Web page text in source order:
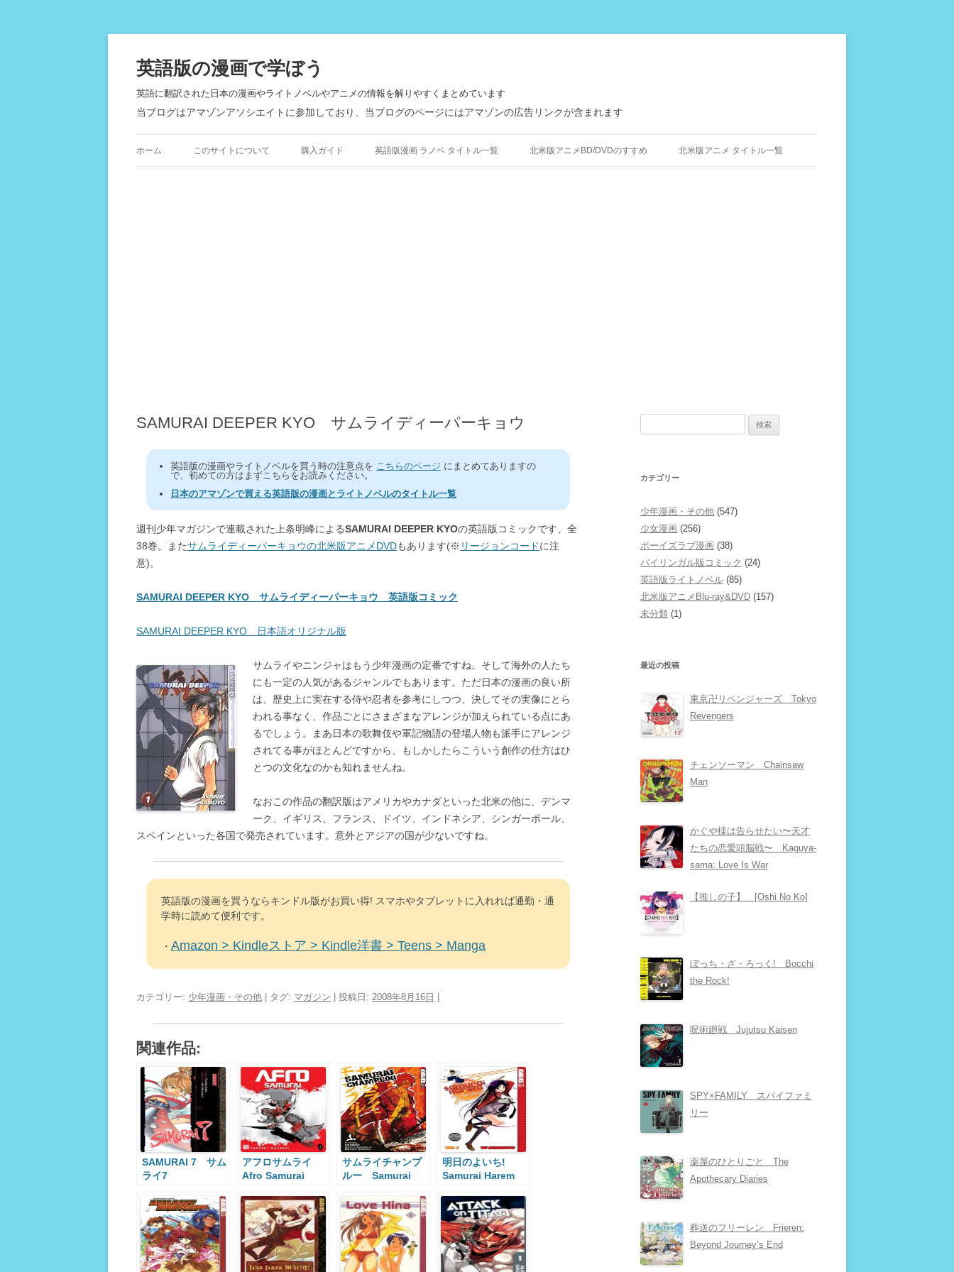
英語版の漫画で学ぼう
英語に翻訳された日本の漫画やライトノベルやアニメの情報を解りやすくまとめています
当ブログはアマゾンアソシエイトに参加しており、当ブログのページにはアマゾンの広告リンクが含まれます
ン
ホーム このサイトについて 購入ガイド 英語版漫画 ラノベ タイトル一覧 北米版アニメBD/DVDのすすめ 北米版アニメ タイトル一覧
SAMURAI DEEPER KYO サムライディーパーキョウ
英語版の漫画やライトノベルを買う時の注意点を こちらのページ にまとめてありますの
で、初めての方はまずこちらをお読みください。
日本のアマゾンで買える英語版の漫画とライトノベルのタイトル一覧
週刊少年マガジンで連載された上条明峰によるSAMURAI DEEPER KYOの英語版コミックです、全
38巻。またサムライディーパーキョウの北米版アニメDVDもあります(※ リージョンコードに注
意)。
SAMURAI DEEPER KYO サムライディーパーキョウ 英語版コミック
SAMURAI DEEPER KYO 日本語オリジナル版
サムライやニンジャはもう少年漫画の定番ですね。そして海外の人たち
にも一定の人気があるジャンルでもあります。ただ日本の漫画の良い所
は、歴史上に実在する侍や忍者を参考にしつつ、決してその実像にとら
われる事なく、作品ごとにさまざまなアレンジが加えられている点にあ
るでしょう。まあ日本の歌舞伎や軍記物語の登場人物も派手にアレンジ
されてる事がほとんどですから、もしかしたらこういう創作の仕方はひ
とつの文化なのかも知れませんね。
なおこの作品の翻訳版はアメリカやカナダといった北米の他に、デンマ
ーク、イギリス、フランス、ドイツ、インドネシア、シンガーポール、
スペインといった各国で発売されています。意外とアジアの国が少ないですね。
英語版の漫画を買うならキンドル版がお買い得! スマホやタブレットに入れれば通勤・通
学時に読めて便利です。
・ Amazon > Kindleストア > Kindle洋書 > Teens > Manga
カテゴリー: 少年漫画・その他 | タグ: マガジン | 投稿日: 2008年8月16日
関連作品:
SAMURAI 7 サム
ライ7
アフロサムライ
Afro Samurai
サムライチャンプ
ルー Samurai
明日のよいち!
Samurai Harem
カテゴリー
少年漫画・その他 (547)
少女漫画 (256)
ボーイズラブ漫画 (38)
バイリンガル版コミック (24)
英語版ライトノベル (85)
北米版アニメBlu-ray&DVD (157)
未分類 (1)
最近の投稿
東京卍リベンジャーズ Tokyo
Revengers
チェンソーマン Chainsaw
Man
かぐや様は告らせたい〜天才
たちの恋愛頭脳戦〜 Kaguya-
sama: Love Is War
【推しの子】 [Oshi No Ko]
ぼっち・ざ・ろっく! Bocchi
the Rock!
呪術廻戦 Jujutsu Kaisen
SPY×FAMILY スパイファミ
リー
薬屋のひとりごと The
Apothecary Diaries
葬送のフリーレン Frieren:
Beyond Journey’s End